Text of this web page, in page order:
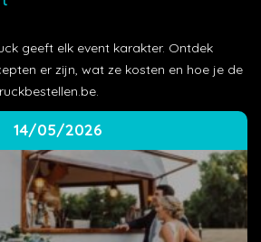
geeft elk event karakter. Ontdek
er zijn, wat ze kosten en hoe je de
14/05/2026